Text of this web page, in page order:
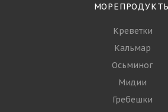
Креветки
Кальмар
Осьминог
Мидии
Гребешки